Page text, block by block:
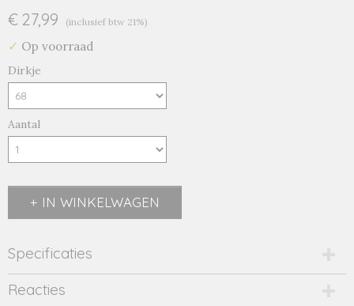
€ 27,99 (inclusief btw 21%)
✓ Op voorraad
Dirkje
Aantal
IN WINKELWAGEN
Specificaties
Productcode
2568-14725
Reacties